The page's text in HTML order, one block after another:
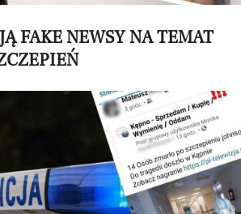
FAKE NEWSY NA TEMAT